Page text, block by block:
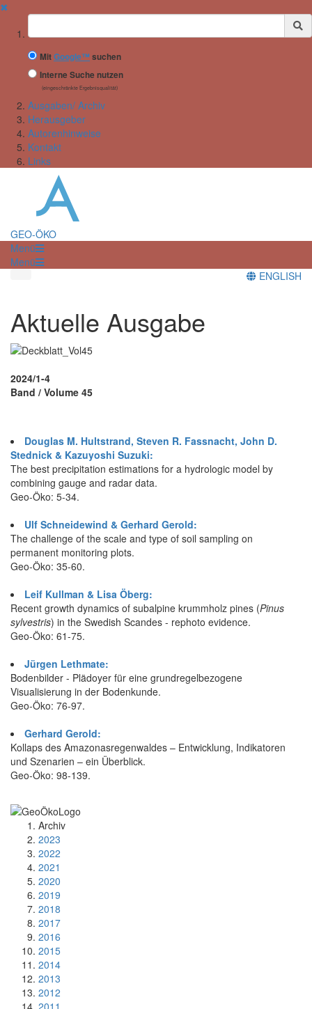
✖
Suchbegriff
MitGoogle™ suchen
Interne Suche nutzen
(eingeschränkte Ergebnisqualität)
Ausgaben/ Archiv
Herausgeber
Autorenhinweise
Kontakt
Links
GEO-ÖKO
Menü
Menü
ENGLISH
Aktuelle Ausgabe
2024/1-4
Band / Volume 45
Douglas M. Hultstrand, Steven R. Fassnacht, John D.
Stednick & Kazuyoshi Suzuki:
The best precipitation estimations for a hydrologic model by
combining gauge and radar data.
Geo-Öko: 5-34.
Ulf Schneidewind & Gerhard Gerold:
The challenge of the scale and type of soil sampling on
permanent monitoring plots.
Geo-Öko: 35-60.
Leif Kullman & Lisa Öberg:
Recent growth dynamics of subalpine krummholz pines (Pinus
sylvestris) in the Swedish Scandes - rephoto evidence.
Geo-Öko: 61-75.
Jürgen Lethmate:
Bodenbilder - Plädoyer für eine grundregelbezogene
Visualisierung in der Bodenkunde.
Geo-Öko: 76-97.
Gerhard Gerold:
Kollaps des Amazonasregenwaldes – Entwicklung, Indikatoren
und Szenarien – ein Überblick.
Geo-Öko: 98-139.
Archiv
2023
2022
2021
2020
2019
2018
2017
2016
2015
2014
2013
2012